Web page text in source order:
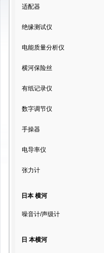
适配器
绝缘测试仪
电能质量分析仪
横河保险丝
有纸记录仪
数字调节仪
手操器
电导率仪
张力计
日本 横河
噪音计/声级计
日 本横河